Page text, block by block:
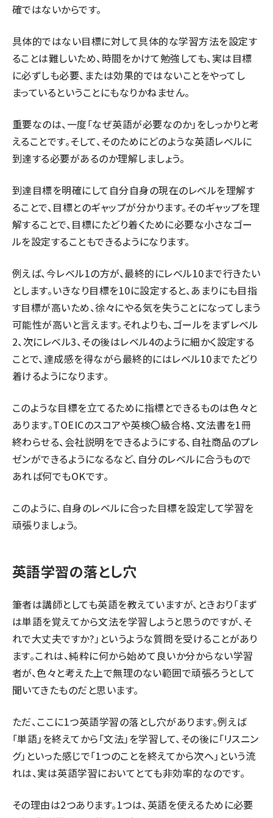
確ではないからです。
具体的ではない目標に対して具体的な学習方法を設定す
ることは難しいため、時間をかけて勉強しても、実は目標
に必ずしも必要、または効果的ではないことをやってし
まっているということにもなりかねません。
重要なのは、一度「なぜ英語が必要なのか」をしっかりと考
えることです。そして、そのためにどのような英語レベルに
到達する必要があるのか理解しましょう。
到達目標を明確にして自分自身の現在のレベルを理解す
ることで、目標とのギャップが分かります。そのギャップを理
解することで、目標にたどり着くために必要な小さなゴー
ルを設定することもできるようになります。
例えば、今レベル1の方が、最終的にレベル10まで行きたい
とします。いきなり目標を10に設定すると、あまりにも目指
す目標が高いため、徐々にやる気を失うことになってしまう
可能性が高いと言えます。それよりも、ゴールをまずレベル
2、次にレベル3、その後はレベル4のように細かく設定する
ことで、達成感を得ながら最終的にはレベル10までたどり
着けるようになります。
このような目標を立てるために指標とできるものは色々と
あります。TOEICのスコアや英検〇級合格、文法書を1冊
終わらせる、会社説明をできるようにする、自社商品のプレ
ゼンができるようになるなど、自分のレベルに合うもので
あれば何でもOKです。
このように、自身のレベルに合った目標を設定して学習を
頑張りましょう。
英語学習の落とし穴
筆者は講師としても英語を教えていますが、ときおり「まず
は単語を覚えてから文法を学習しようと思うのですが、そ
れで大丈夫ですか?」というような質問を受けることがあり
ます。これは、純粋に何から始めて良いか分からない学習
者が、色々と考えた上で無理のない範囲で頑張ろうとして
聞いてきたものだと思います。
ただ、ここに1つ英語学習の落とし穴があります。例えば
「単語」を終えてから「文法」を学習して、その後に「リスニン
グ」といった感じで「1つのことを終えてから次へ」という流
れは、実は英語学習においてとても非効率的なのです。
その理由は2つあります。1つは、英語を使えるために必要